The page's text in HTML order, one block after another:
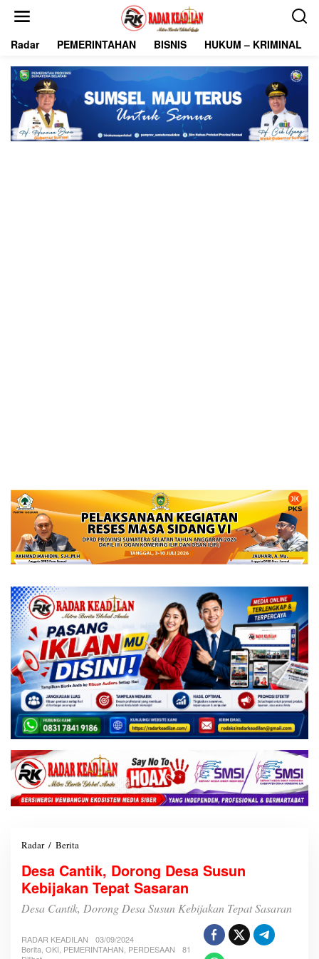
Radar PEMERINTAHAN BISNIS HUKUM – KRIMINAL
Radar / Berita
s
a
C
t
i
Desa Cantik, Dorong Desa Susun
Kebijakan Tepat Sasaran
Desa Cantik, Dorong Desa Susun Kebijakan Tepat Sasaran
RADAR KEADILAN
03/09/2024
Berita, OKI, PEMERINTAHAN, PERDESAAN
81